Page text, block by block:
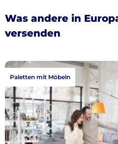
Was andere in
versenden
Paletten mit Möbeln